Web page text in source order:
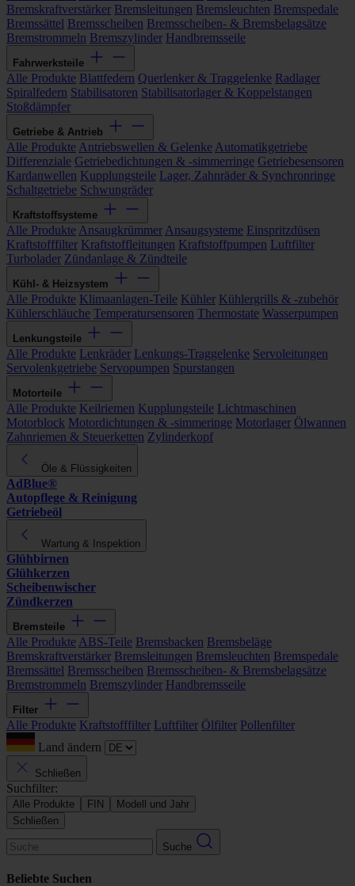
Bremskraftverstärker Bremsleitungen Bremsleuchten Bremspedale
Bremssättel Bremsscheiben Bremsscheiben- & Bremsbelagsätze
Bremstrommeln Bremszylinder Handbremsseile
Fahrwerksteile
Alle Produkte Blattfedern Querlenker & Traggelenke Radlager
Spiralfedern Stabilisatoren Stabilisatorlager & Koppelstangen
Stoßdämpfer
Getriebe & Antrieb
Alle Produkte Antriebswellen & Gelenke Automatikgetriebe
Differenziale Getriebedichtungen & -simmerringe Getriebesensoren
Kardanwellen Kupplungsteile Lager, Zahnräder & Synchronringe
Schaltgetriebe Schwungräder
Kraftstoffsysteme
Alle Produkte Ansaugkrümmer Ansaugsysteme Einspritzdüsen
Kraftstofffilter Kraftstoffleitungen Kraftstoffpumpen Luftfilter
Turbolader Zündanlage & Zündteile
Kühl- & Heizsystem
Alle Produkte Klimaanlagen-Teile Kühler Kühlergrills & -zubehör
Kühlerschläuche Temperatursensoren Thermostate Wasserpumpen
Lenkungsteile
Alle Produkte Lenkräder Lenkungs-Traggelenke Servoleitungen
Servolenkgetriebe Servopumpen Spurstangen
Motorteile
Alle Produkte Keilriemen Kupplungsteile Lichtmaschinen
Motorblock Motordichtungen & -simmeringe Motorlager Ölwannen
Zahnriemen & Steuerketten Zylinderkopf
Öle & Flüssigkeiten
AdBlue®
Autopflege & Reinigung
Getriebeöl
Wartung & Inspektion
Glühbirnen
Glühkerzen
Scheibenwischer
Zündkerzen
Bremsteile
Alle Produkte ABS-Teile Bremsbacken Bremsbeläge
Bremskraftverstärker Bremsleitungen Bremsleuchten Bremspedale
Bremssättel Bremsscheiben Bremsscheiben- & Bremsbelagsätze
Bremstrommeln Bremszylinder Handbremsseile
Filter
Alle Produkte Kraftstofffilter Luftfilter Ölfilter Pollenfilter
Land ändern
Schließen
Suchfilter:
Alle Produkte FIN
Modell und Jahr
Schließen
Suche
Beliebte Suchen